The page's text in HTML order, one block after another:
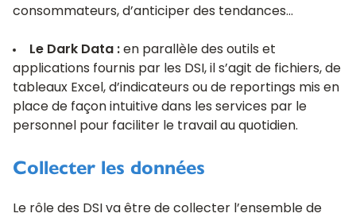
consommateurs, d’anticiper des tendances…
Le Dark Data : en parallèle des outils et
applications fournis par les DSI, il s’agit de fichiers, de
tableaux Excel, d’indicateurs ou de reportings mis en
place de façon intuitive dans les services par le
personnel pour faciliter le travail au quotidien.
Collecter les données
Le rôle des DSI va être de collecter l’ensemble de